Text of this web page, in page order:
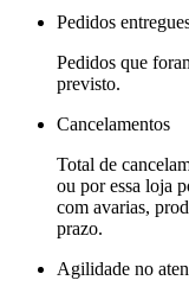
Pedidos
Pedidos que
previsto.
Cancelamentos
Total de
ou por essa loja
com avarias,
prazo.
Agilidade no